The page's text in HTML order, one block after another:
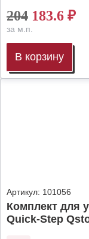
204 183.6 ₽
за м.п.
В корзину
Артикул: 101056
Комплект для
Quick-Step